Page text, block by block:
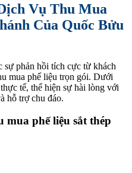
Vụ Thu Mua
Của Quốc Bửu
sự phản hồi tích cực từ khách
mua phế liệu trọn gói. Dưới
tế, thể hiện sự hài lòng với
hỗ trợ chu đáo.
phế liệu sắt thép